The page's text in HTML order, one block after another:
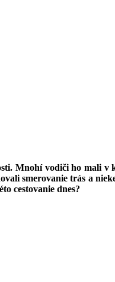
Mnohí vodiči ho mali
smerovanie trás a
cestovanie dnes?